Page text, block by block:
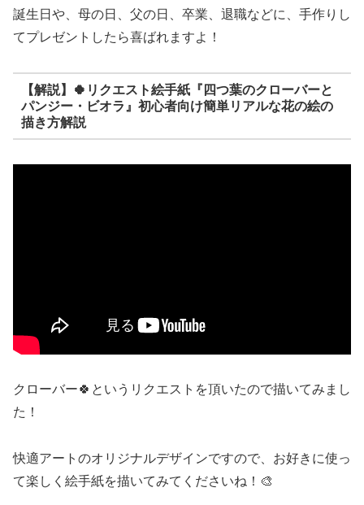
誕生日や、母の日、父の日、卒業、退職などに、手作りし
てプレゼントしたら喜ばれますよ！
【解説】🍀リクエスト絵手紙『四つ葉のクローバーと
パンジー・ビオラ』初心者向け簡単リアルな花の絵の
描き方解説
クローバー🍀というリクエストを頂いたので描いてみまし
た！
快適アートのオリジナルデザインですので、お好きに使っ
て楽しく絵手紙を描いてみてくださいね！🎨